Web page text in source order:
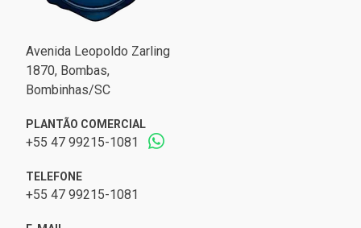
Avenida Leopoldo Zarling
1870, Bombas,
Bombinhas/SC
PLANTÃO COMERCIAL
+55 47 99215-1081
TELEFONE
+55 47 99215-1081